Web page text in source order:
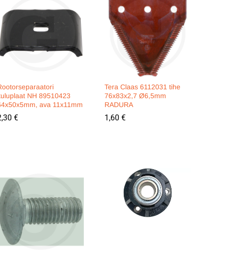
NH 89510423
ava 11x11mm
€
€
Tera Claas 6112031 tihe
76x83x2,7 Ø6,5mm
RADURA
1,60 €
1,60 €